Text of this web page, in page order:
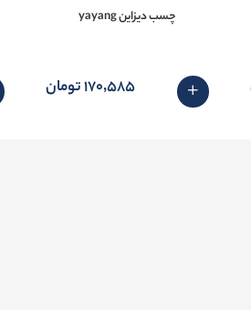
چسب دیزاین yayang
170٬585 تومان